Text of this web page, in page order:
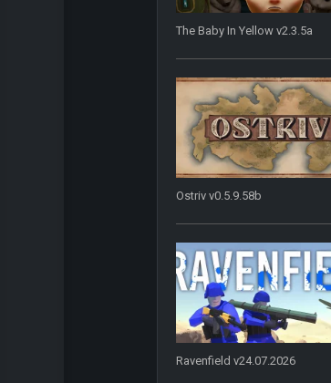
The Baby In Yellow v2.3.5a
Ostriv v0.5.9.58b
Ravenfield v24.07.2026